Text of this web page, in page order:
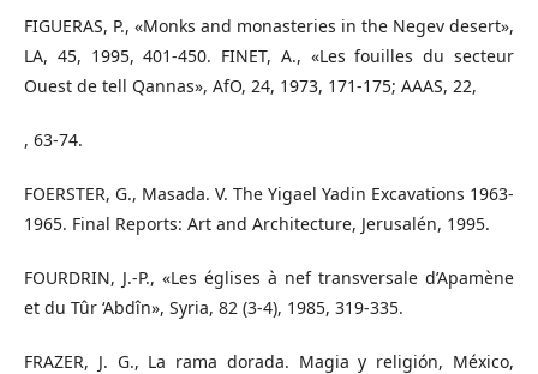
FIGUERAS, P., «Monks and monasteries in the Negev desert»,
LA, 45, 1995, 401-450. FINET, A., «Les fouilles du secteur
Ouest de tell Qannas», AfO, 24, 1973, 171-175; AAAS, 22,
, 63-74.
FOERSTER, G., Masada. V. The Yigael Yadin Excavations 1963-
1965. Final Reports: Art and Architecture, Jerusalén, 1995.
FOURDRIN, J.-P., «Les églises à nef transversale d’Apamène
et du Tûr ‘Abdîn», Syria, 82 (3-4), 1985, 319-335.
FRAZER, J. G., La rama dorada. Magia y religión, México,